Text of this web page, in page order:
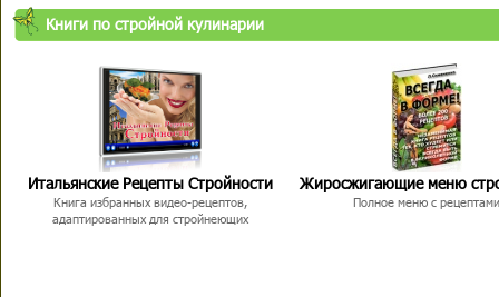
Книги по стройной кулинарии
Итальянские Рецепты Стройности
Книга избранных видео-рецептов,
адаптированных для стройнеющих
Жиросжигающие меню
Полное меню с рецептами